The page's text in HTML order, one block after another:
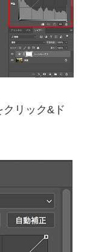
リック&ド